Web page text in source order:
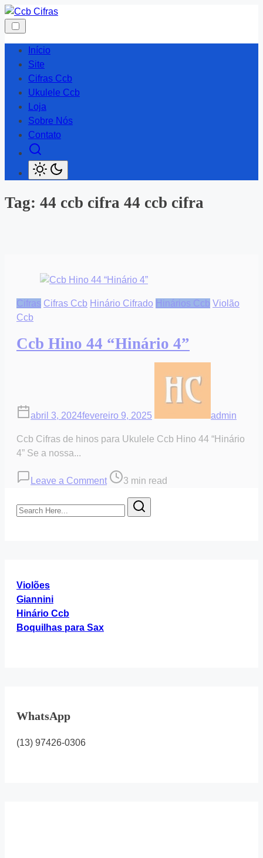
Skip
Início
Site
Cifras Ccb
Ukulele Ccb
Loja
Sobre Nós
Contato
Tag: 44 ccb cifra 44 ccb cifra
Cifras Cifras Ccb Hinário Cifrado Hinários Ccb Violão
Ccb
Ccb Hino 44 “Hinário 4”
abril 3, 2024fevereiro 9, 2025 admin
Ccb Cifras de hinos para Ukulele Ccb Hino 44 “Hinário
4” Se a nossa...
Leave a Comment on
Hino
44
Post
time
3 min read
Search
Here...
Violões
Giannini
Hinário Ccb
Boquilhas para Sax
WhatsApp
(13) 97426-0306